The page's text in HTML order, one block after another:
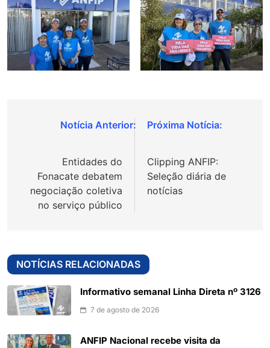
Navegação
Post
Entidades do
Fonacate debatem
negociação coletiva
no serviço público
Clipping ANFIP:
Seleção diária de
notícias
NOTÍCIAS RELACIONADAS
Informativo semanal Linha Direta nº 3126
7 de agosto de 2026
ANFIP Nacional recebe visita da